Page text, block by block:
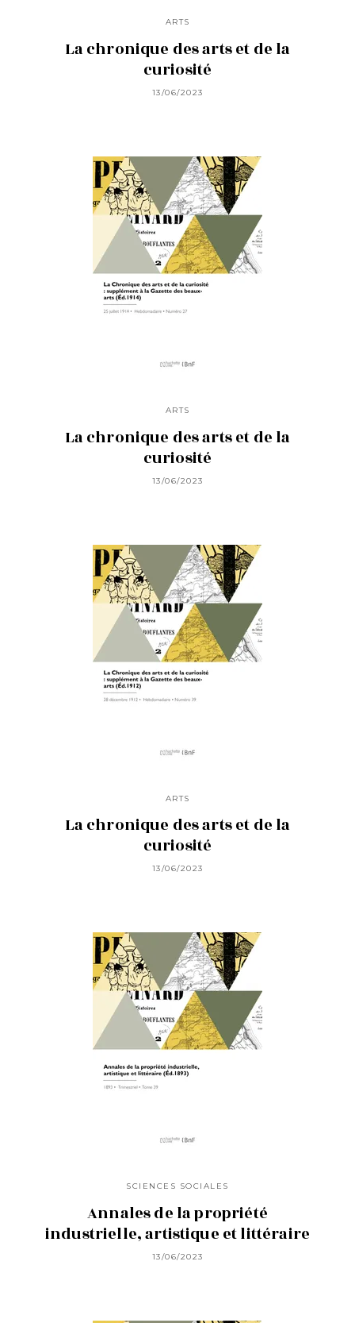
ARTS
La chronique des arts et de la
curiosité
13/06/2023
ARTS
La chronique des arts et de la
curiosité
13/06/2023
ARTS
La chronique des arts et de la
curiosité
13/06/2023
SCIENCES SOCIALES
Annales de la propriété
industrielle, artistique et littéraire
13/06/2023